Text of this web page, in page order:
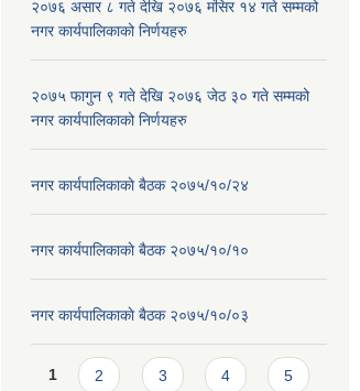
२०७६ असार ८ गते देखि २०७६ मंसिर १४ गते सम्मको
नगर कार्यपालिकाको निर्णयहरु
२०७५ फागुन ९ गते देखि २०७६ जेठ ३० गते सम्मको
नगर कार्यपालिकाको निर्णयहरु
नगर कार्यपालिकाकाे बैठक २०७५/१०/२४
नगर कार्यपालिकाकाे बैठक २०७५/१०/१०
नगर कार्यपालिकाकाे बैठक २०७५/१०/०३
Pages
1 2 3 4 5